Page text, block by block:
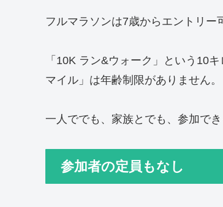
フルマラソンは7歳からエントリー
「10K ラン&ウォーク」という10
マイル」は年齢制限がありません。
一人ででも、家族とでも、参加で
参加者の定員もなし